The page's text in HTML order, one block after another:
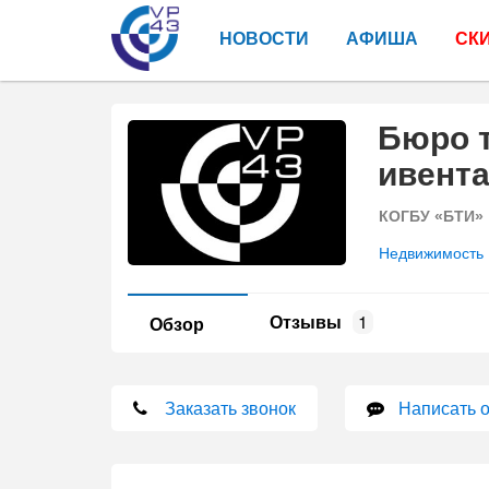
НОВОСТИ АФИША
Бюро
КОГБУ «БТИ»
Недвижимость
Обзор Отзывы 1
Заказать звонок Написать